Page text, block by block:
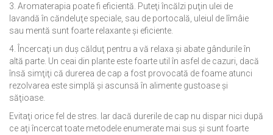
3. Aromaterapia poate fi eficientă. Puteţi încălzi puţin ulei de
lavandă în căndeluţe speciale, sau de portocală, uleiul de lîmâie
sau mentă sunt foarte relaxante şi eficiente.
4. Încercaţi un duş călduţ pentru a vă relaxa şi abate gândurile în
altă parte. Un ceai din plante este foarte util în asfel de cazuri, dacă
însă simţiţi că durerea de cap a fost provocată de foame atunci
rezolvarea este simplă şi ascunsă în alimente gustoase şi
săţioase.
Evitaţi orice fel de stres. Iar dacă durerile de cap nu dispar nici după
ce aţi încercat toate metodele enumerate mai sus şi sunt foarte